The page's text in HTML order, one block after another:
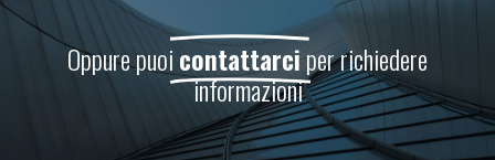
Oppure puoicontattarciper richiedere
informazioni